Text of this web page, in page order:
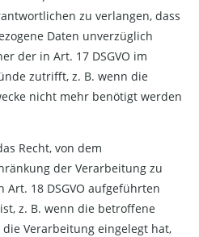
zu verlangen, dass
Daten unverzüglich
der in Art. 17 DSGVO im
zutrifft, z. B. wenn die
nicht mehr benötigt werden
Recht, von dem
der Verarbeitung zu
18 DSGVO aufgeführten
z. B. wenn die betroffene
Verarbeitung eingelegt hat,